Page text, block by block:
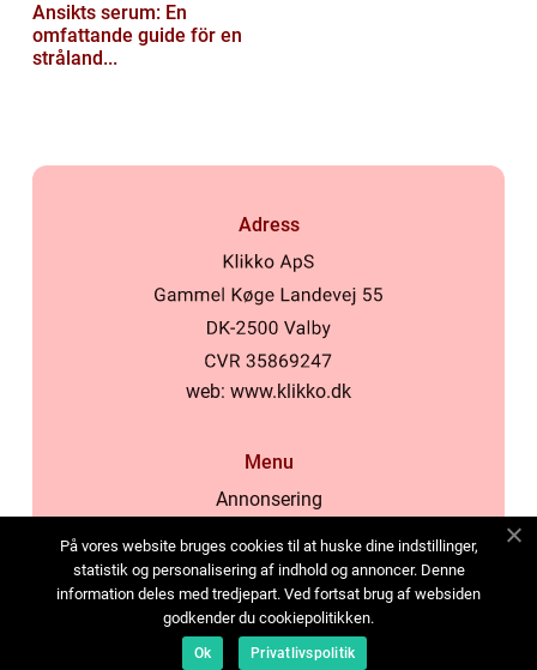
Ansikts serum: En
omfattande guide för en
stråland...
Adress
web: www.klikko.dk
Menu
Annonsering
Cookies
Kontakta oss
Sitemap
På vores website bruges cookies til at huske dine indstillinger,
statistik og personalisering af indhold og annoncer. Denne
information deles med tredjepart. Ved fortsat brug af websiden
godkender du cookiepolitikken.
Ok Privatlivspolitik